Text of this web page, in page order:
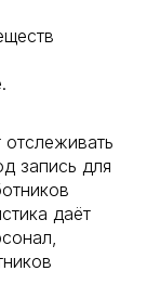
запись для
даёт